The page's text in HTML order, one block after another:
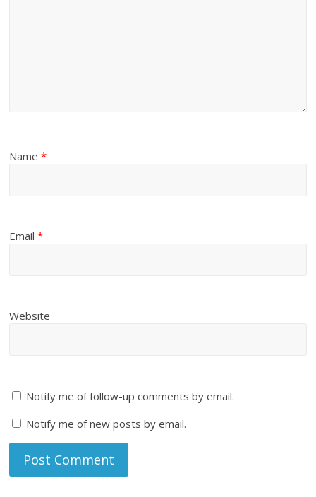
Name*
Email*
Website
Notify me of follow-up comments by email.
Notify me of new posts by email.